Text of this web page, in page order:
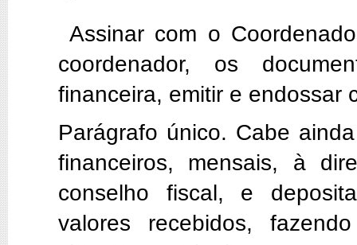
Assinar com o
coordenador, os
financeira, emitir e endossar
Parágrafo único. Cabe
financeiros, mensais, à
conselho fiscal, e
valores recebidos,